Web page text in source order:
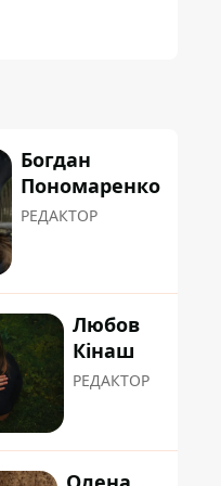
Богдан
Пономаренко
РЕДАКТОР
Любов
Кінаш
РЕДАКТОР